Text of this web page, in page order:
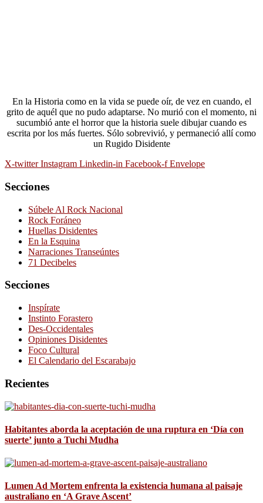
En la Historia como en la vida se puede oír, de vez en cuando, el
grito de aquél que no pudo adaptarse. No murió con el momento, ni
sucumbió ante el horror que la historia suele dibujar cuando es
escrita por los más fuertes. Sólo sobrevivió, y permaneció allí como
un Rugido Disidente
X-twitter Instagram Linkedin-in Facebook-f Envelope
Secciones
Súbele Al Rock Nacional
Rock Foráneo
Huellas Disidentes
En la Esquina
Narraciones Transeúntes
71 Decibeles
Secciones
Inspírate
Instinto Forastero
Des-Occidentales
Opiniones Disidentes
Foco Cultural
El Calendario del Escarabajo
Recientes
Habitantes aborda la aceptación de una ruptura en ‘Día con
suerte’ junto a Tuchi Mudha
Lumen Ad Mortem enfrenta la existencia humana al paisaje
australiano en ‘A Grave Ascent’